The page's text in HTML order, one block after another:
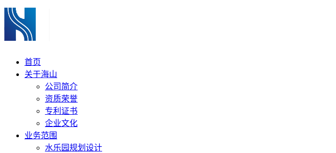
首页
关于海山
公司简介
资质荣誉
专利证书
企业文化
业务范围
水乐园规划设计